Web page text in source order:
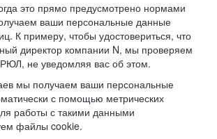
это прямо предусмотрено нормами
ваши персональные данные
К примеру, чтобы удостовериться, что
директор компании N, мы проверяем
не уведомляя вас об этом.
мы получаем ваши персональные
с помощью метрических
работы с такими данными
файлы cookie.